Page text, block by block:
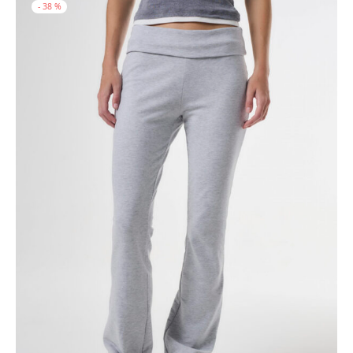
- 38 %